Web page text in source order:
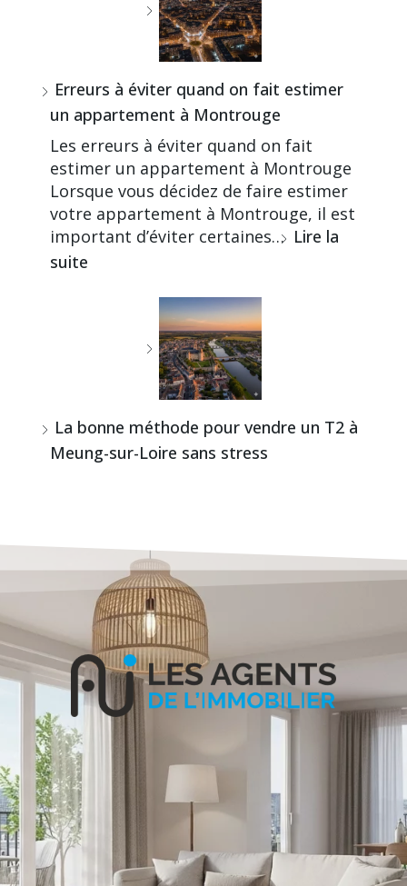
Erreurs à éviter quand on fait estimer
un appartement à Montrouge
Les erreurs à éviter quand on fait
estimer un appartement à Montrouge
Lorsque vous décidez de faire estimer
votre appartement à Montrouge, il est
important d’éviter certaines… Lire la
suite
La bonne méthode pour vendre un T2 à
Meung-sur-Loire sans stress